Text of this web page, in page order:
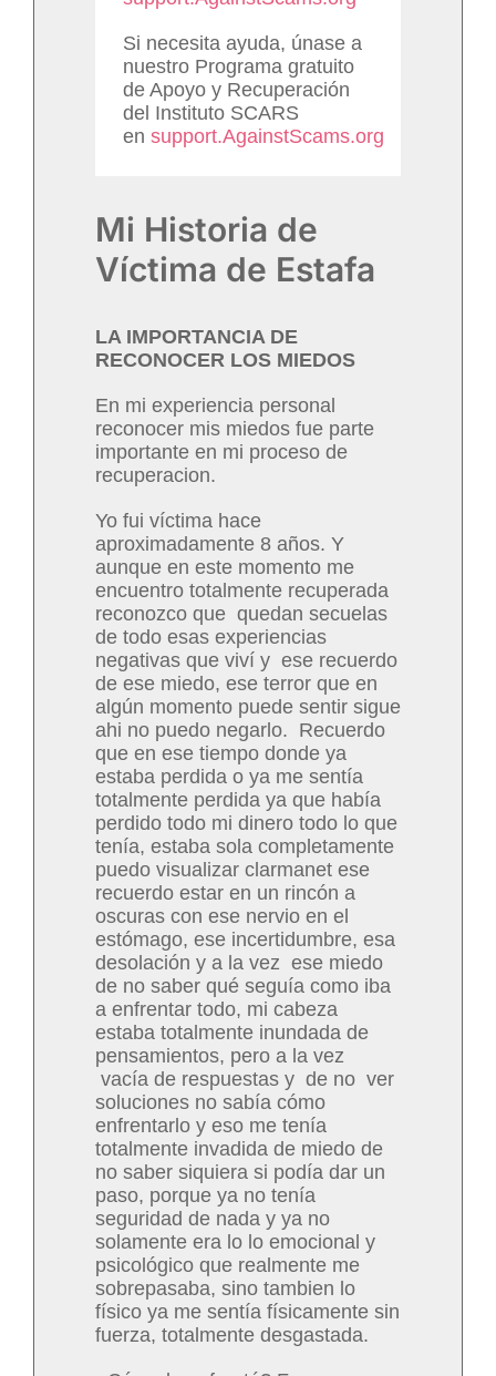
Si necesita ayuda, únase a
nuestro Programa gratuito
de Apoyo y Recuperación
del Instituto SCARS
en support.AgainstScams.org
Mi Historia de
Víctima de Estafa
LA IMPORTANCIA DE
RECONOCER LOS MIEDOS
En mi experiencia personal
reconocer mis miedos fue parte
importante en mi proceso de
recuperacion.
Yo fui víctima hace
aproximadamente 8 años. Y
aunque en este momento me
encuentro totalmente recuperada
reconozco que quedan secuelas
de todo esas experiencias
negativas que viví y ese recuerdo
de ese miedo, ese terror que en
algún momento puede sentir sigue
ahi no puedo negarlo. Recuerdo
que en ese tiempo donde ya
estaba perdida o ya me sentía
totalmente perdida ya que había
perdido todo mi dinero todo lo que
tenía, estaba sola completamente
puedo visualizar clarmanet ese
recuerdo estar en un rincón a
oscuras con ese nervio en el
estómago, ese incertidumbre, esa
desolación y a la vez ese miedo
de no saber qué seguía como iba
a enfrentar todo, mi cabeza
estaba totalmente inundada de
pensamientos, pero a la vez
vacía de respuestas y de no ver
soluciones no sabía cómo
enfrentarlo y eso me tenía
totalmente invadida de miedo de
no saber siquiera si podía dar un
paso, porque ya no tenía
seguridad de nada y ya no
solamente era lo lo emocional y
psicológico que realmente me
sobrepasaba, sino tambien lo
físico ya me sentía físicamente sin
fuerza, totalmente desgastada.